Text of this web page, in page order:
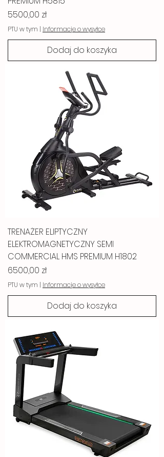
Cena
5500,00 zł
PTU w tym | Informacje o wysyłce
Dodaj do koszyka
TRENAŻER ELIPTYCZNY
ELEKTROMAGNETYCZNY SEMI
COMMERCIAL HMS PREMIUM H1802
Cena
6500,00 zł
PTU w tym | Informacje o wysyłce
Dodaj do koszyka